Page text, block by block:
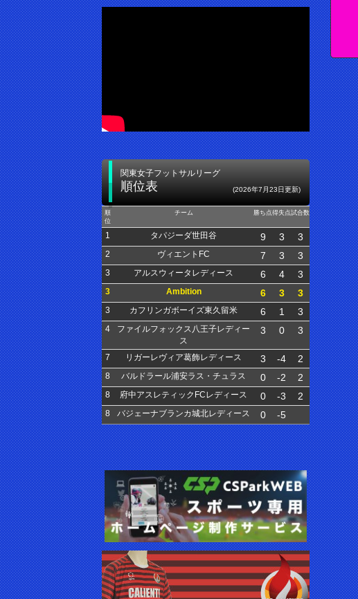
関東女子フットサルリーグ
順位表 (2026年7月23日更新)
順
位
チーム 勝ち点得失点試合数
1 タパジーダ世田谷 9 3 3
2 ヴィエントFC 7 3 3
3 アルスウィータレディース 6 4 3
3 Ambition 6 3 3
3 カフリンガボーイズ東久留米 6 1 3
4
ファイルフォックス八王子レディー
ス
3 0 3
7 リガーレヴィア葛飾レディース 3 -4 2
8 バルドラール浦安ラス・チュラス 0 -2 2
8 府中アスレティックFCレディース 0 -3 2
8 バジェーナブランカ城北レディース 0 -5